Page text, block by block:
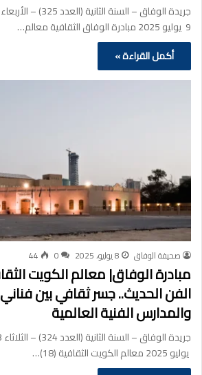
9 يوليو 2025 مبادرة الوفاق الثقافية معالم…
أكمل القراءة »
صحيفة الوفاق 8 يوليو، 2025 0
44
الفن الحديث.. جسر ثقافي بين
والمدارس الفنية العالمية
يوليو 2025 معالم الكويت الثقافية (18)…